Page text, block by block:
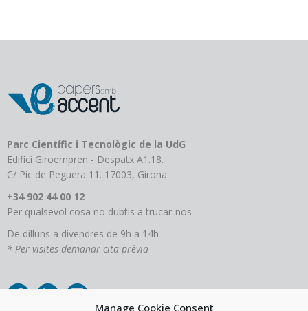
Manage Cookie Consent
Parc Científic i Tecnològic de la UdG
Edifici Giroempren - Despatx A1.18.
C/ Pic de Peguera 11. 17003, Girona
+34 902 44 00 12
Per qualsevol cosa no dubtis a trucar-nos
De dilluns a divendres de 9h a 14h
* Per visites demanar cita prèvia